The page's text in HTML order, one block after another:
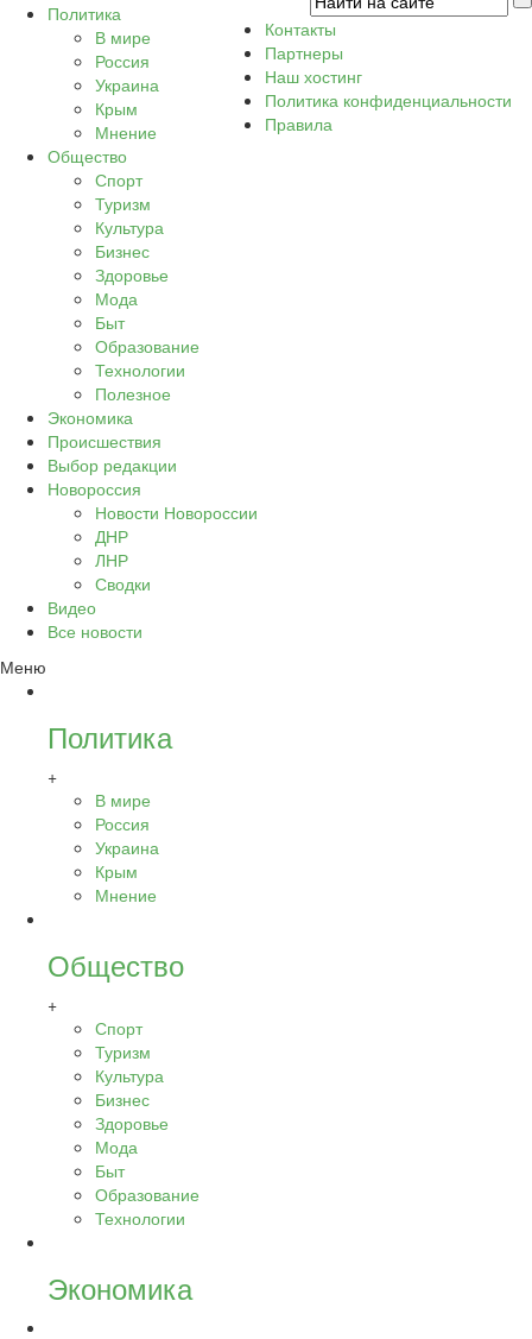
Политика
В мире
Россия
Украина
Крым
Мнение
Общество
Спорт
Туризм
Культура
Бизнес
Здоровье
Мода
Быт
Образование
Технологии
Полезное
Экономика
Происшествия
Выбор редакции
Новороссия
Новости Новороссии
ДНР
ЛНР
Сводки
Видео
Все новости
Меню
Политика
+
В мире
Россия
Украина
Крым
Мнение
Общество
+
Спорт
Туризм
Культура
Бизнес
Здоровье
Мода
Быт
Образование
Технологии
Экономика
Контакты
Партнеры
Наш хостинг
Политика конфиденциальности
Правила